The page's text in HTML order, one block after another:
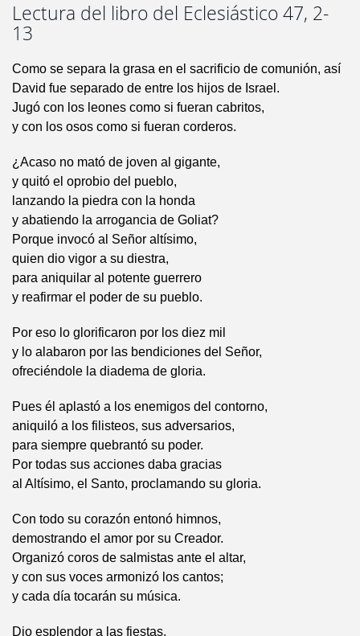
Lectura del libro del Eclesiástico 47, 2-
13
Como se separa la grasa en el sacrificio de comunión, así
David fue separado de entre los hijos de Israel.
Jugó con los leones como si fueran cabritos,
y con los osos como si fueran corderos.
¿Acaso no mató de joven al gigante,
y quitó el oprobio del pueblo,
lanzando la piedra con la honda
y abatiendo la arrogancia de Goliat?
Porque invocó al Señor altísimo,
quien dio vigor a su diestra,
para aniquilar al potente guerrero
y reafirmar el poder de su pueblo.
Por eso lo glorificaron por los diez mil
y lo alabaron por las bendiciones del Señor,
ofreciéndole la diadema de gloria.
Pues él aplastó a los enemigos del contorno,
aniquiló a los filisteos, sus adversarios,
para siempre quebrantó su poder.
Por todas sus acciones daba gracias
al Altísimo, el Santo, proclamando su gloria.
Con todo su corazón entonó himnos,
demostrando el amor por su Creador.
Organizó coros de salmistas ante el altar,
y con sus voces armonizó los cantos;
y cada día tocarán su música.
Dio esplendor a las fiestas,